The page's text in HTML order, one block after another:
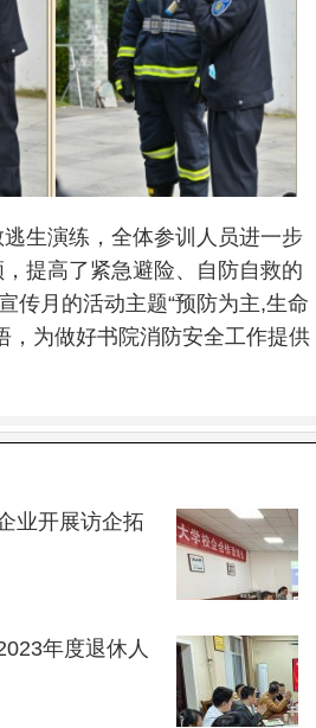
生演练，全体参训人员进一步
提高了紧急避险、自防自救的
传月的活动主题“预防为主,生命
，为做好书院消防安全工作提供
业开展访企拓
年度退休人